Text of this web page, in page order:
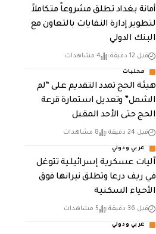
أمانة بغداد تطلق مشروعاً متكاملاً
لتطوير إدارة النفايات بالتعاون مع
البنك الدولي
قبل 12 دقيقة 4 مشاهدات
محليات
هيئة الحج تمدد التقديم على “لم
الشمل” وتعديل استمارة قرعة
الحج حتى الأحد المقبل
قبل 24 دقيقة 8 مشاهدات
عربي ودولي
آليات عسكرية إسرائيلية تتوغل
في ريف درعا وتطلق نيرانها فوق
الأحياء السكنية
قبل 36 دقيقة 5 مشاهدات
عربي ودولي